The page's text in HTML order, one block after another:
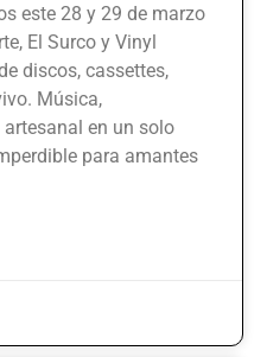
este 28 y 29 de marzo
El Surco y Vinyl
discos, cassettes,
Música,
en un solo
para amantes